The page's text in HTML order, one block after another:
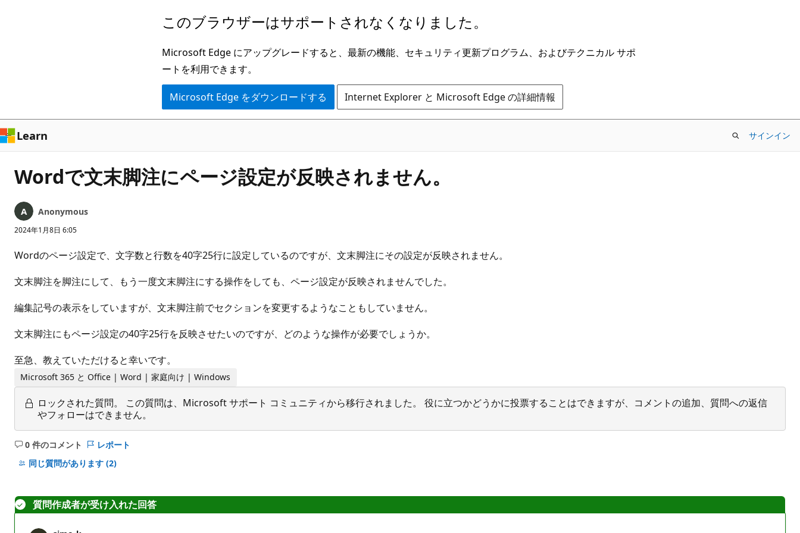
ン
ツ
に
ス
キ
ッ
プ
このブラウザーはサポートされなくなりました。
Microsoft Edge にアップグレードすると、最新の機能、セキュリティ更新プログラム、およびテクニカル サポ
ートを利用できます。
Microsoft Edge をダウンロードする Internet Explorer と Microsoft Edge の詳細情報
Learn サインイン
Wordで文末脚注にページ設定が反映されません。
Anonymous
2024年1月8日 6:05
Wordのページ設定で、文字数と行数を40字25行に設定しているのですが、文末脚注にその設定が反映されません。
文末脚注を脚注にして、もう一度文末脚注にする操作をしても、ページ設定が反映されませんでした。
編集記号の表示をしていますが、文末脚注前でセクションを変更するようなこともしていません。
文末脚注にもページ設定の40字25行を反映させたいのですが、どのような操作が必要でしょうか。
至急、教えていただけると幸いです。
Microsoft 365 と Office | Word | 家庭向け | Windows
ロックされた質問。
この質問は、Microsoft サポート コミュニティから移行されました。 役に立つかどうかに投票することはできますが、コメントの追加、質問への返信
やフォローはできません。
0 件のコメント
コ
メ
は
あ
レポート
同じ質問があります (2)
質問作成者が受け入れた回答